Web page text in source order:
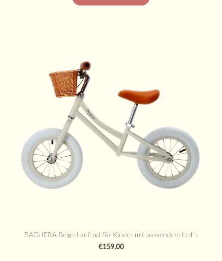
BAGHERA Beige Laufrad für Kinder mit passendem Helm
€159,00